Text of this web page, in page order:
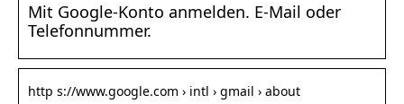
Mit Google-Konto anmelden. E-Mail oder
Telefonnummer.
http s://www.google.com › intl › gmail › about